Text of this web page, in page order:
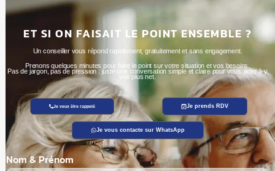
ET SI ON FAISAIT LE POINT ENSEMBLE ?
Un conseiller vous répond rapidement, gratuitement et sans engagement.
Prenons quelques minutes pour faire le point sur votre situation et vos besoins.
Pas de jargon, pas de pression : juste une conversation simple et claire pour vous aider à y
voir plus net.
Je veux être rappelé Je prends RDV
Je vous contacte sur WhatsApp
Nom & Prénom